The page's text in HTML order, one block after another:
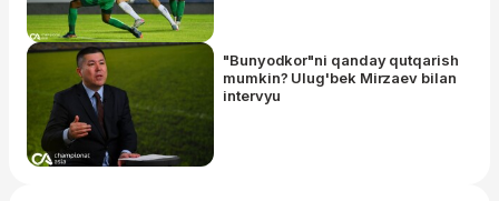
"Bunyodkor"ni qanday qutqarish
mumkin? Ulug'bek Mirzaev bilan
intervyu